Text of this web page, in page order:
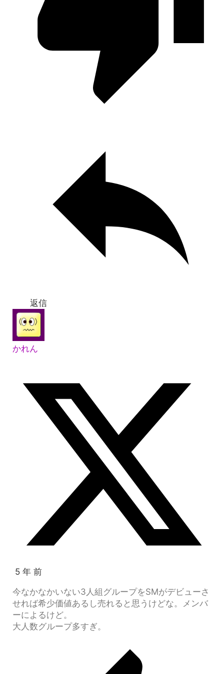
返信
かれん
5 年 前
今なかなかいない3人組グループをSMがデビューさ
せれば希少価値あるし売れると思うけどな。メンバ
ーによるけど。
大人数グループ多すぎ。